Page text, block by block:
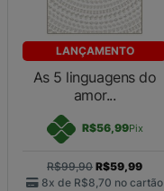
LANÇAMENTO
As 5 linguagens do
amor...
R$56,99Pix
R$99,90 R$59,99
8x de R$8,70 no cartão